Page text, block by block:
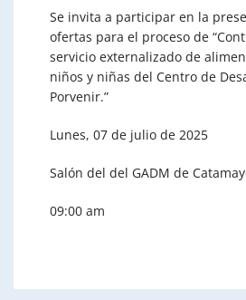
Se invita a participar en la
ofertas para el proceso de
servicio externalizado de
niños y niñas del Centro de
Porvenir.”
Lunes, 07 de julio de 2025
Salón del del GADM de
09:00 am